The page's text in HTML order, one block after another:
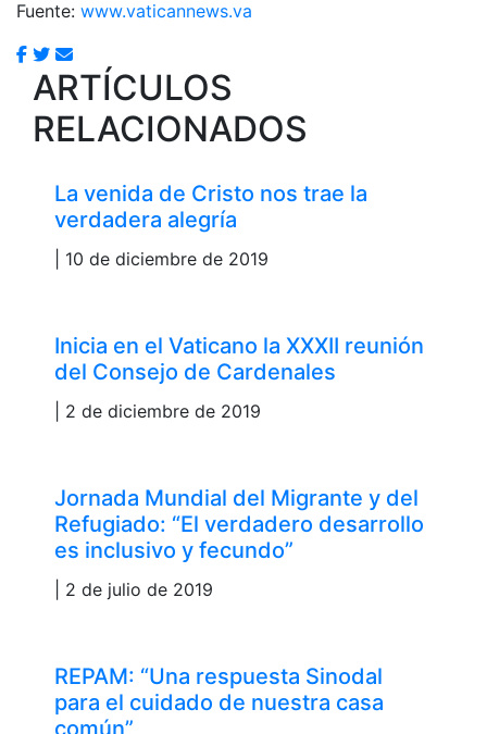
Fuente: www.vaticannews.va
ARTÍCULOS
RELACIONADOS
La venida de Cristo nos trae la
verdadera alegría
| 10 de diciembre de 2019
Inicia en el Vaticano la XXXII reunión
del Consejo de Cardenales
| 2 de diciembre de 2019
Jornada Mundial del Migrante y del
Refugiado: “El verdadero desarrollo
es inclusivo y fecundo”
| 2 de julio de 2019
REPAM: “Una respuesta Sinodal
para el cuidado de nuestra casa
común”